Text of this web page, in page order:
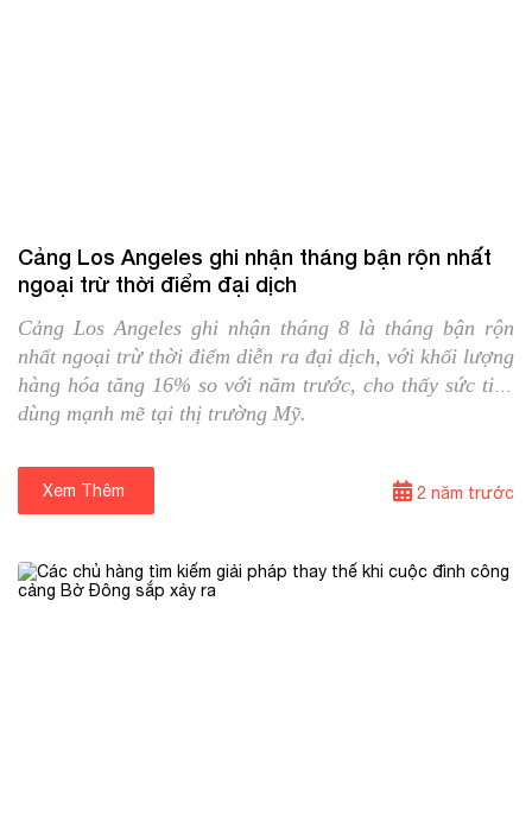
Cảng Los Angeles ghi nhận tháng bận rộn nhất
ngoại trừ thời điểm đại dịch
Cảng Los Angeles ghi nhận tháng 8 là tháng bận rộn
nhất ngoại trừ thời điểm diễn ra đại dịch, với khối lượng
hàng hóa tăng 16% so với năm trước, cho thấy sức tiêu
dùng mạnh mẽ tại thị trường Mỹ.
Xem Thêm 2 năm trước